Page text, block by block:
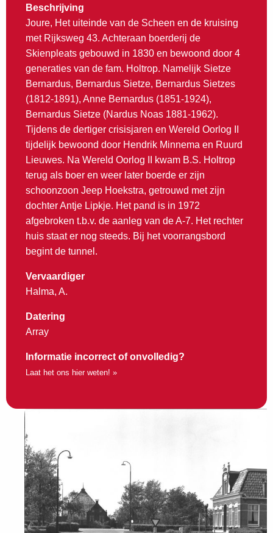
Beschrijving
Joure, Het uiteinde van de Scheen en de kruising
met Rijksweg 43. Achteraan boerderij de
Skienpleats gebouwd in 1830 en bewoond door 4
generaties van de fam. Holtrop. Namelijk Sietze
Bernardus, Bernardus Sietze, Bernardus Sietzes
(1812-1891), Anne Bernardus (1851-1924),
Bernardus Sietze (Nardus Noas 1881-1962).
Tijdens de dertiger crisisjaren en Wereld Oorlog II
tijdelijk bewoond door Hendrik Minnema en Ruurd
Lieuwes. Na Wereld Oorlog II kwam B.S. Holtrop
terug als boer en weer later boerde er zijn
schoonzoon Jeep Hoekstra, getrouwd met zijn
dochter Antje Lipkje. Het pand is in 1972
afgebroken t.b.v. de aanleg van de A-7. Het rechter
huis staat er nog steeds. Bij het voorrangsbord
begint de tunnel.
Vervaardiger
Halma, A.
Datering
Array
Informatie incorrect of onvolledig?
Laat het ons hier weten! »